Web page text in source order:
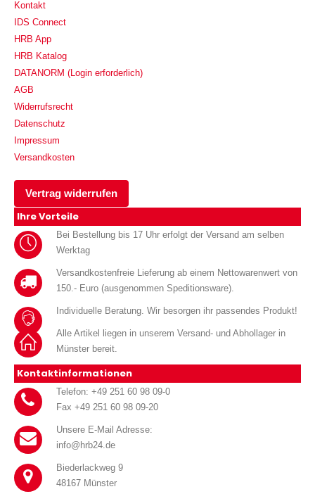
Kontakt
IDS Connect
HRB App
HRB Katalog
DATANORM (Login erforderlich)
AGB
Widerrufsrecht
Datenschutz
Impressum
Versandkosten
Vertrag widerrufen
Ihre Vorteile
Bei Bestellung bis 17 Uhr erfolgt der Versand am selben
Werktag
Versandkostenfreie Lieferung ab einem Nettowarenwert von
150.- Euro (ausgenommen Speditionsware).
Individuelle Beratung. Wir besorgen ihr passendes Produkt!
Alle Artikel liegen in unserem Versand- und Abhollager in
Münster bereit.
Kontaktinformationen
Telefon: +49 251 60 98 09-0
Fax +49 251 60 98 09-20
Unsere E-Mail Adresse:
info@hrb24.de
Biederlackweg 9
48167 Münster